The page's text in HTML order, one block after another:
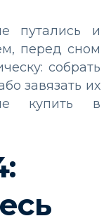
путались и
перед сном
собрать
завязать их
купить в